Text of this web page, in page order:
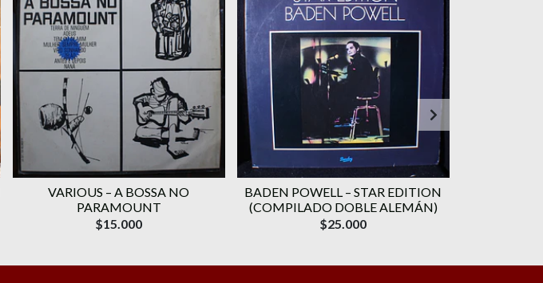
VARIOUS ‎– A BOSSA NO
PARAMOUNT
$15.000
BADEN POWELL ‎– STAR EDITION
(COMPILADO DOBLE ALEMÁN)
$25.000